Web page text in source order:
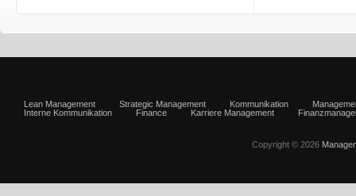
Lean Management Strategic Management Kommunikation
Interne Kommunikation
Finance Karriere Management
Copyright © 2026